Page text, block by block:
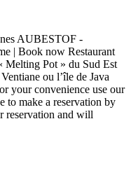
AUBESTOF -
| Book now Restaurant
Melting Pot » du Sud Est
ou l’île de Java
your convenience use our
to make a reservation by
reservation and will